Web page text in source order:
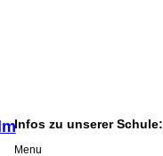
Infos zu unserer Schule:
Menu